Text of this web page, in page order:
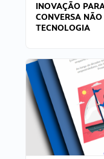
INOVAÇÃO
CONVERSA NÃO
TECNOLOGIA